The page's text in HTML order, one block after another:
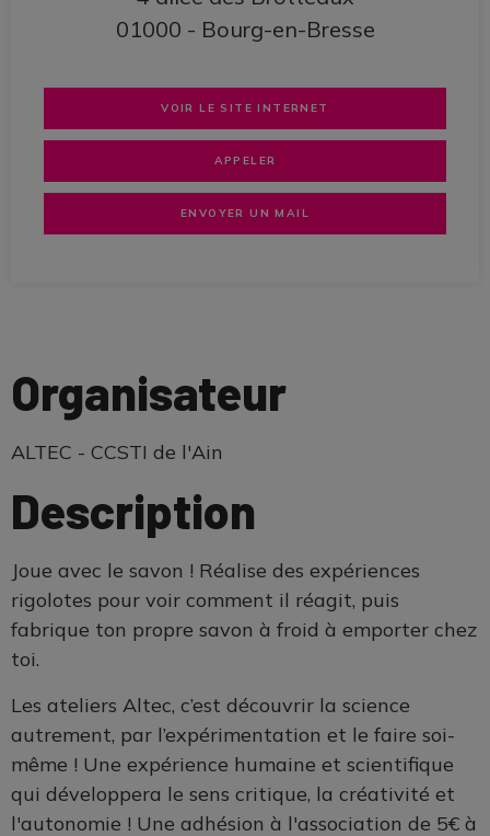
01000 - Bourg-en-Bresse
VOIR LE SITE INTERNET
APPELER
ENVOYER UN MAIL
Organisateur
ALTEC - CCSTI de l'Ain
Description
Joue avec le savon ! Réalise des expériences
rigolotes pour voir comment il réagit, puis
fabrique ton propre savon à froid à emporter chez
toi.
Les ateliers Altec, c’est découvrir la science
autrement, par l’expérimentation et le faire soi-
même ! Une expérience humaine et scientifique
qui développera le sens critique, la créativité et
l'autonomie ! Une adhésion à l'association de 5€ à